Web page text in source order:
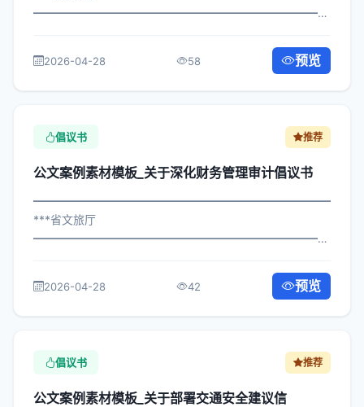
市关于规范反邪教工作建议信管理...
2026-04-28 58 预览
倡议书 推荐
公文案例素材模板_关于深化财务管理审计倡议书
***省文旅厅
构： 为深入贯彻落实习近平总书记关于...
2026-04-28 42 预览
倡议书 推荐
公文案例素材模板_关于部署交通安全建议信